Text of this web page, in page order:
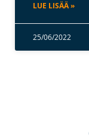
LUE LISÄÄ »
25/06/2022